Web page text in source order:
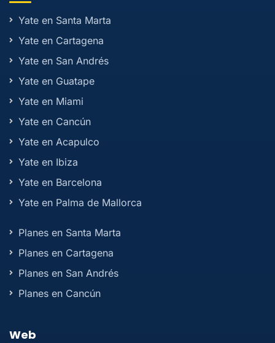
Yate en Santa Marta
Yate en Cartagena
Yate en San Andrés
Yate en Guatape
Yate en Miami
Yate en Cancún
Yate en Acapulco
Yate en Ibiza
Yate en Barcelona
Yate en Palma de Mallorca
Planes en Santa Marta
Planes en Cartagena
Planes en San Andrés
Planes en Cancún
Web